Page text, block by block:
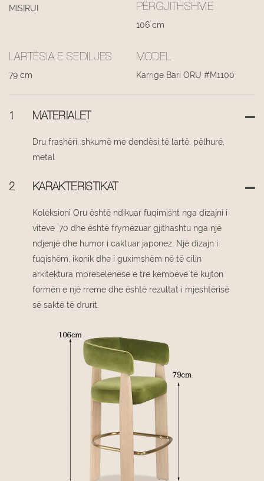
MISIRUI PËRGJITHSHME
106 cm
LARTËSIA E SEDILJES
79 cm
MODEL
Karrige Bari ORU #M1100
1 MATERIALET
Dru frashëri, shkumë me dendësi të lartë, pëlhurë,
metal
2 KARAKTERISTIKAT
Koleksioni Oru është ndikuar fuqimisht nga dizajni i
viteve '70 dhe është frymëzuar gjithashtu nga një
ndjenjë dhe humor i caktuar japonez. Një dizajn i
fuqishëm, ikonik dhe i guximshëm në të cilin
arkitektura mbresëlënëse e tre këmbëve të kujton
formën e një rreme dhe është rezultat i mjeshtërisë
së saktë të drurit.